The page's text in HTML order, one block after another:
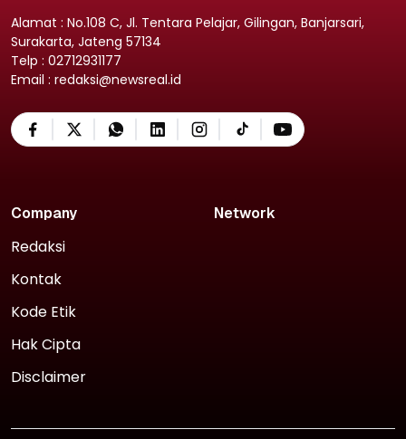
Alamat : No.108 C, Jl. Tentara Pelajar, Gilingan, Banjarsari,
Surakarta, Jateng 57134
Telp : 02712931177
Email : redaksi@newsreal.id
Company
Redaksi
Kontak
Kode Etik
Hak Cipta
Disclaimer
Network